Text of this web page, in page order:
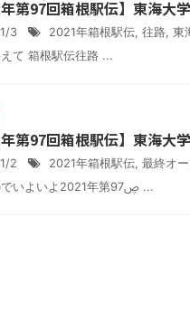
年第97回箱根駅伝】東海大
3 2021年箱根駅伝, 往路, 東
て 箱根駅伝往路 ...
年第97回箱根駅伝】東海大
2 2021年箱根駅伝, 最終オ
早いものでいよいよ2021年第97ࢯ ...